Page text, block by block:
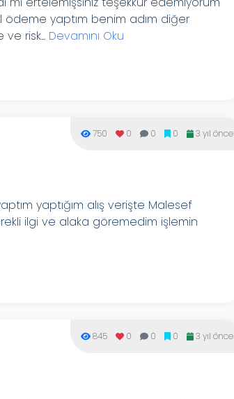
yaptım benim adım diğer
risk... Devamını Oku
750 0 0 0 3 yıl önce
yaptığım alış verişte Malesef
ilgi ve alaka göremedim işlemin
845 0 0 0 3 yıl önce